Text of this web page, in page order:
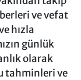
ve vefat
hızla
günlük
olarak
tahminleri ve